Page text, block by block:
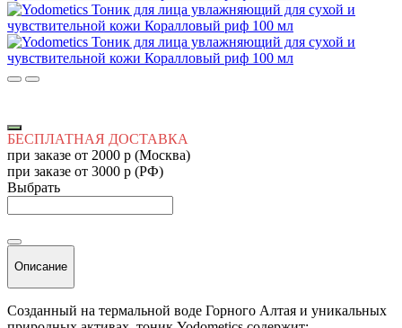
БЕСПЛАТНАЯ ДОСТАВКА
при заказе от 2000 р (Москва)
при заказе от 3000 р (РФ)
Выбрать
Описание
Созданный на термальной воде Горного Алтая и уникальных